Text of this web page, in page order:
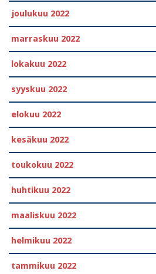
joulukuu 2022
marraskuu 2022
lokakuu 2022
syyskuu 2022
elokuu 2022
kesäkuu 2022
toukokuu 2022
huhtikuu 2022
maaliskuu 2022
helmikuu 2022
tammikuu 2022